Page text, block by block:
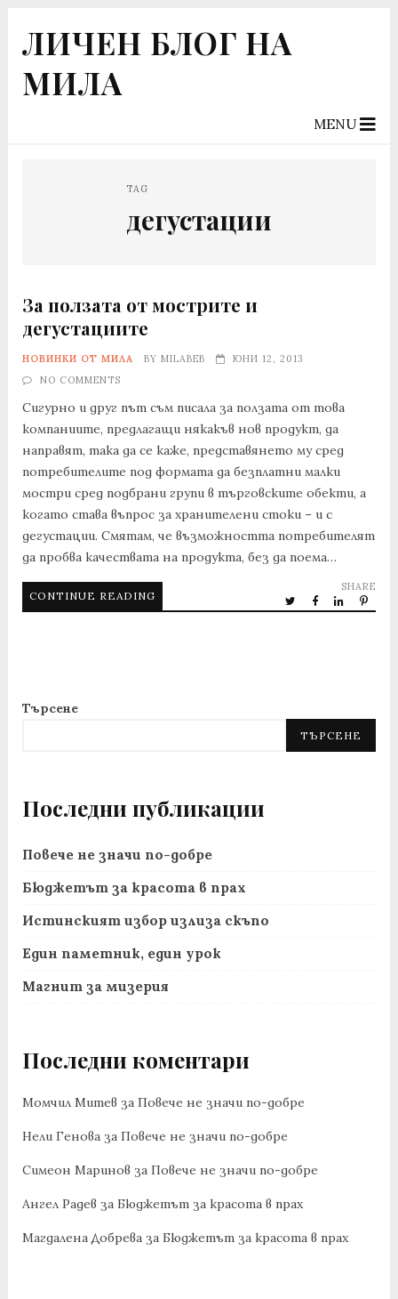
ЛИЧЕН БЛОГ НА
МИЛА
MENU
TAG
дегустации
За ползата от мострите и
дегустациите
НОВИНКИ ОТ МИЛА BY MILABEB
ЮНИ 12, 2013
NO COMMENTS
Сигурно и друг път съм писала за ползата от това
компаниите, предлагащи някакъв нов продукт, да
направят, така да се каже, представянето му сред
потребителите под формата да безплатни малки
мостри сред подбрани групи в търговските обекти, а
когато става въпрос за хранителени стоки – и с
дегустации. Смятам, че възможността потребителят
да пробва качествата на продукта, без да поема…
CONTINUE READING
SHARE
Търсене
ТЪРСЕНЕ
Последни публикации
Повече не значи по-добре
Бюджетът за красота в прах
Истинският избор излиза скъпо
Един паметник, един урок
Магнит за мизерия
Последни коментари
Момчил Митев за Повече не значи по-добре
Нели Генова за Повече не значи по-добре
Симеон Маринов за Повече не значи по-добре
Ангел Радев за Бюджетът за красота в прах
Магдалена Добрева за Бюджетът за красота в прах